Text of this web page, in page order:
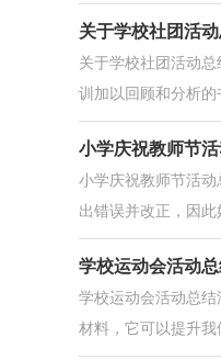
关于学校社团活
关于学校社团活动
训加以回顾和分析
小学庆祝教师节
小学庆祝教师节活
出错误并改正，因
学校运动会活动
学校运动会活动总
材料，它可以提升